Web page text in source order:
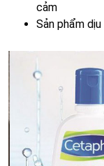
cảm
Sản phẩm